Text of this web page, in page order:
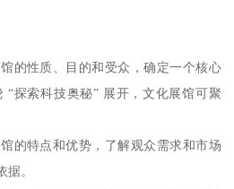
的性质、目的和受众，确定一个核心
“探索科技奥秘” 展开，文化展馆可聚
的特点和优势，了解观众需求和市场
。